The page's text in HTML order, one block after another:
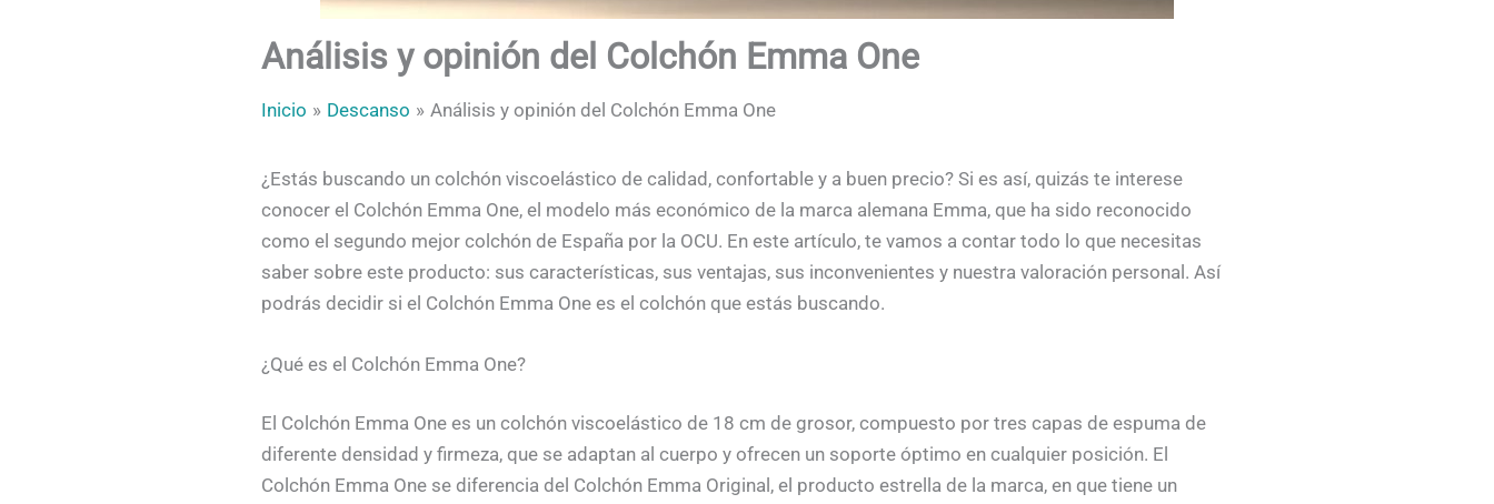
Análisis y opinión del Colchón Emma One
Inicio Descanso Análisis y opinión del Colchón Emma One
¿Estás buscando un colchón viscoelástico de calidad, confortable y a buen precio? Si es así, quizás te interese
conocer el Colchón Emma One, el modelo más económico de la marca alemana Emma, que ha sido reconocido
como el segundo mejor colchón de España por la OCU. En este artículo, te vamos a contar todo lo que necesitas
saber sobre este producto: sus características, sus ventajas, sus inconvenientes y nuestra valoración personal. Así
podrás decidir si el Colchón Emma One es el colchón que estás buscando.
¿Qué es el Colchón Emma One?
El Colchón Emma One es un colchón viscoelástico de 18 cm de grosor, compuesto por tres capas de espuma de
diferente densidad y firmeza, que se adaptan al cuerpo y ofrecen un soporte óptimo en cualquier posición. El
Colchón Emma One se diferencia del Colchón Emma Original, el producto estrella de la marca, en que tiene un